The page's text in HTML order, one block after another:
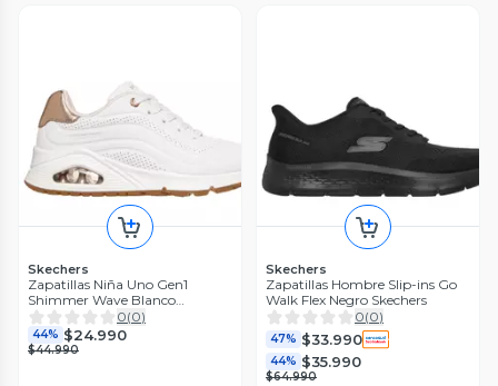
Skechers
Zapatillas Niña Uno Gen1
Shimmer Wave Blanco
Skechers
0(0)
44% $24.990
$44.990
Skechers
Zapatillas Hombre Slip-ins Go
Walk Flex Negro Skechers
0(0)
47% $33.990
44% $35.990
$64.990